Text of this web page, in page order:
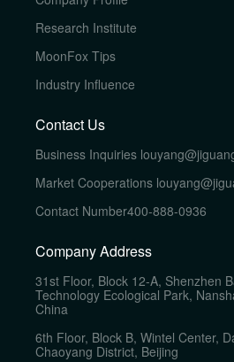
Research Institute
MoonFox Tips
Industry Influence
Contact Us
Business Inquiries
Market Cooperations
Contact Number400-888-0936
Company Address
31st Floor, Block 12-A, Shenzhen
Technology Ecological Park,
China
6th Floor, Block B, Wintel Center,
Chaoyang District, Beijing